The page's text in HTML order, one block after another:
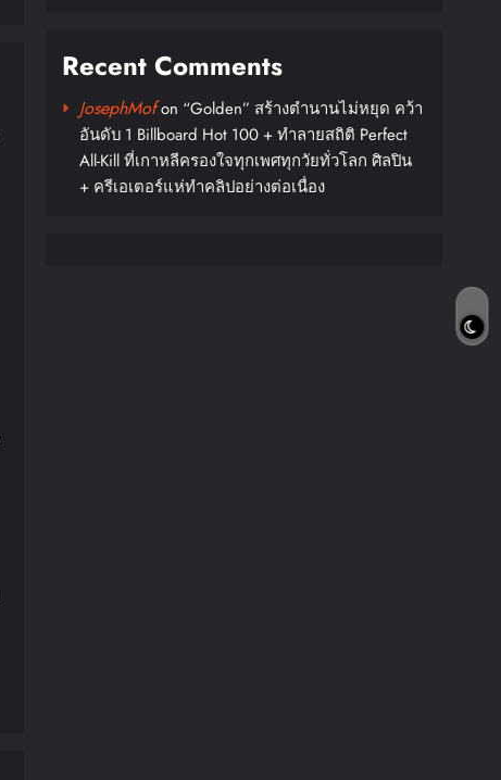
Recent Comments
JosephMofon “Golden” สร้างตำนานไม่หยุด คว้า
อันดับ 1 Billboard Hot 100 + ทำลายสถิติ Perfect
All-Kill ที่เกาหลีครองใจทุกเพศทุกวัยทั่วโลก ศิลปิน
+ ครีเอเตอร์แห่ทำคลิปอย่างต่อเนื่อง